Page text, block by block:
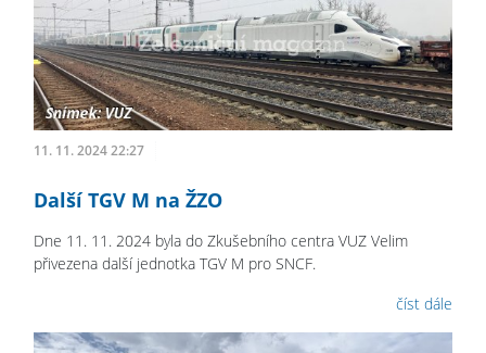
11. 11. 2024 22:27
Další TGV M na ŽZO
Dne 11. 11. 2024 byla do Zkušebního centra VUZ Velim
přivezena další jednotka TGV M pro SNCF.
číst dále